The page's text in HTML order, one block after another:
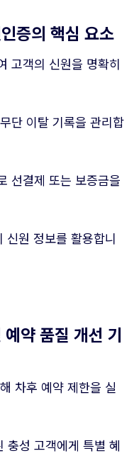
증의 핵심 요소
고객의 신원을 명확히
단 이탈 기록을 관리합
선결제 또는 보증금을
원 정보를 활용합니
약 품질 개선 기
차후 예약 제한을 실
충성 고객에게 특별 혜